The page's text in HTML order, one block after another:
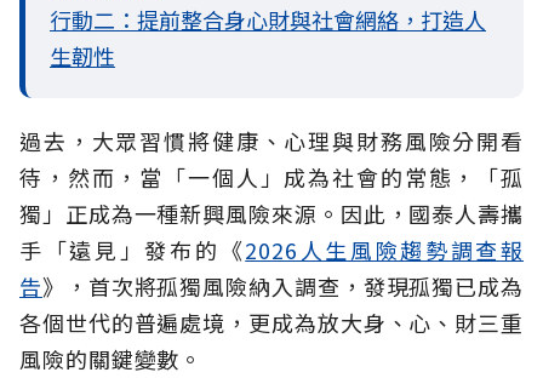
行動二：提前整合身心財與社會網絡，打造人
生韌性
過去，大眾習慣將健康、心理與財務風險分開看
待，然而，當「一個人」成為社會的常態，「孤
獨」正成為一種新興風險來源。因此，國泰人壽攜
手「遠見」發布的《2026人生風險趨勢調查報
告》，首次將孤獨風險納入調查，發現孤獨已成為
各個世代的普遍處境，更成為放大身、心、財三重
風險的關鍵變數。